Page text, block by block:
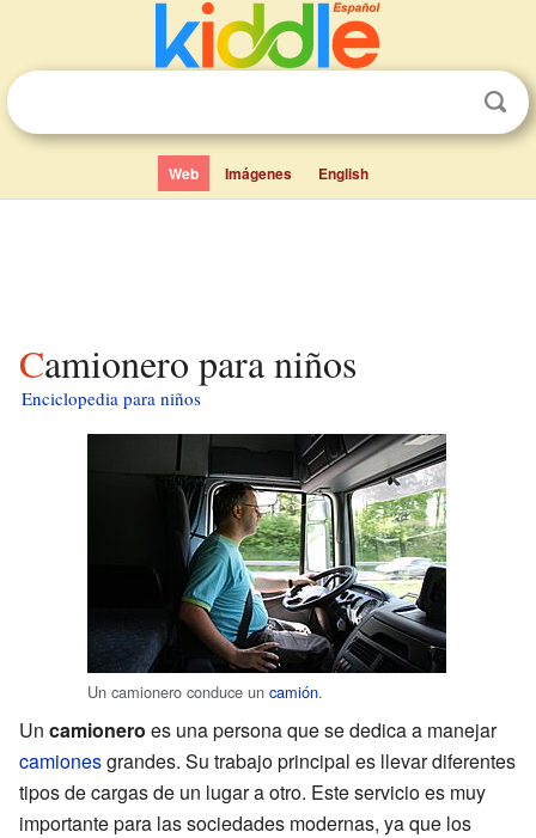
Web Imágenes English
Camionero para niños
Enciclopedia para niños
Un camionero conduce un camión.
Un camionero es una persona que se dedica a manejar
camionesgrandes. Su trabajo principal es llevar diferentes
tipos de cargas de un lugar a otro. Este servicio es muy
importante para las sociedades modernas, ya que los